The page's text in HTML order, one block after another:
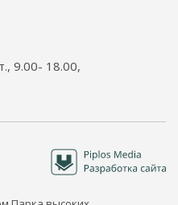
9.00- 18.00,